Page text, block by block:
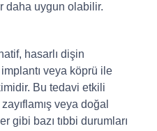
daha uygun olabilir.
hasarlı dişin
implantı veya köprü ile
Bu tedavi etkili
veya doğal
gibi bazı tıbbi durumları